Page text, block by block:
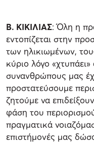
Β. ΚΙΚΙΛΙΑΣ: Όλη η
εντοπίζεται στην
των ηλικιωμένων,
κύριο λόγο
συνανθρώπους μας
προστατεύσουμε
ζητούμε να
φάση του
πραγματικά
επιστήμονές μας